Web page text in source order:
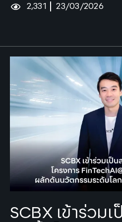
2,331 23/03/2026
Tags: AI
SCBX เข้าร่วม